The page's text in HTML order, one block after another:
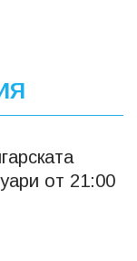
от 21:00